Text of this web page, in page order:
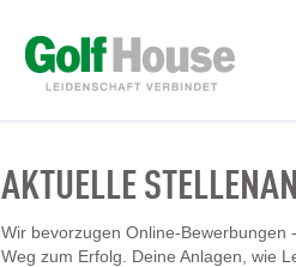
AKTUELLE
Wir bevorzugen Online-
Weg zum Erfolg. Deine Anlagen, wie